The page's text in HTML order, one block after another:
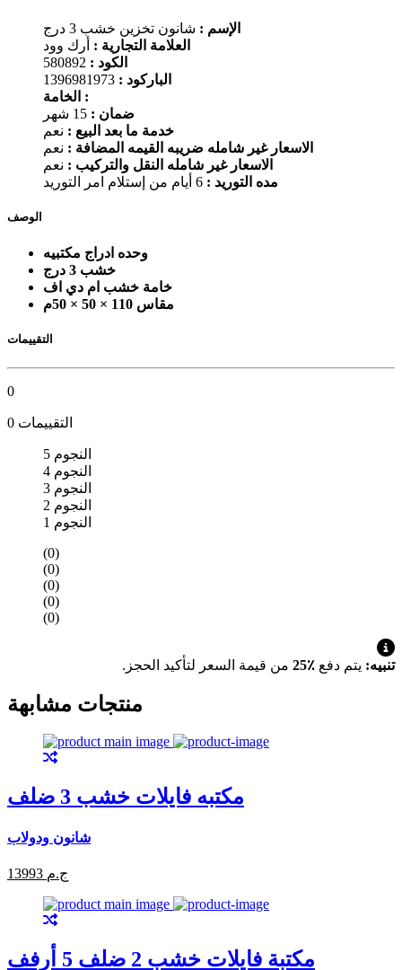
الإسم : شانون تخزين خشب 3 درج
العلامة التجارية : أرك وود
الكود : 580892
الباركود : 1396981973
الخامة :
ضمان : 15 شهر
خدمة ما بعد البيع : نعم
الاسعار غير شامله ضريبه القيمه المضافة : نعم
الاسعار غير شامله النقل والتركيب : نعم
مده التوريد : 6 أيام من إستلام امر التوريد
الوصف
وحده ادراج مكتبيه
خشب 3 درج
خامة خشب ام دي اف
مقاس 110 × 50 × 50م
التقييمات
0
0 التقييمات
5 النجوم
4 النجوم
3 النجوم
2 النجوم
1 النجوم
(0)
(0)
(0)
(0)
(0)
تنبيه: يتم دفع ٪25 من قيمة السعر لتأكيد الحجز.
منتجات مشابهة
مكتبه فايلات خشب 3 ضلف
شانون ودولاب
13993 ج.م
مكتبة فايلات خشب 2 ضلف 5 أرفف